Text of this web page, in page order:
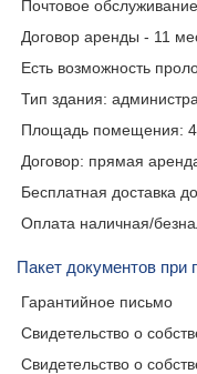
Почтовое
Договор аренды - 11
Есть возможность
Тип здания:
Площадь помещения:
Договор: прямая
Бесплатная доставка
Оплата наличная/
Пакет документов при
Гарантийное письмо
Свидетельство о
Свидетельство о